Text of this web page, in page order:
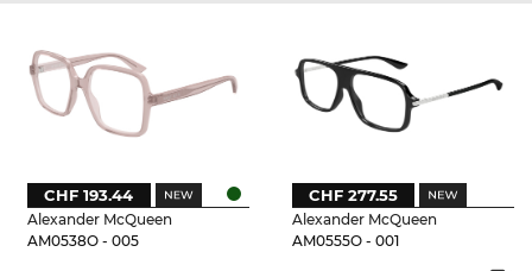
Alexander McQueen
AM0538O - 005
CHF 193.44
Alexander McQueen
AM0555O - 001
CHF 277.55